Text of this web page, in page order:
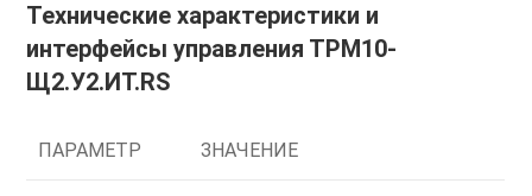
Технические характеристики и
интерфейсы управления ТРМ10-
Щ2.У2.ИТ.RS
ПАРАМЕТР ЗНАЧЕНИЕ